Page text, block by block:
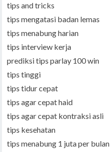
tips and tricks
tips mengatasi badan lemas
tips menabung harian
tips interview kerja
prediksi tips parlay 100 win
tips tinggi
tips tidur cepat
tips agar cepat haid
tips agar cepat kontraksi asli
tips kesehatan
tips menabung 1 juta per bulan